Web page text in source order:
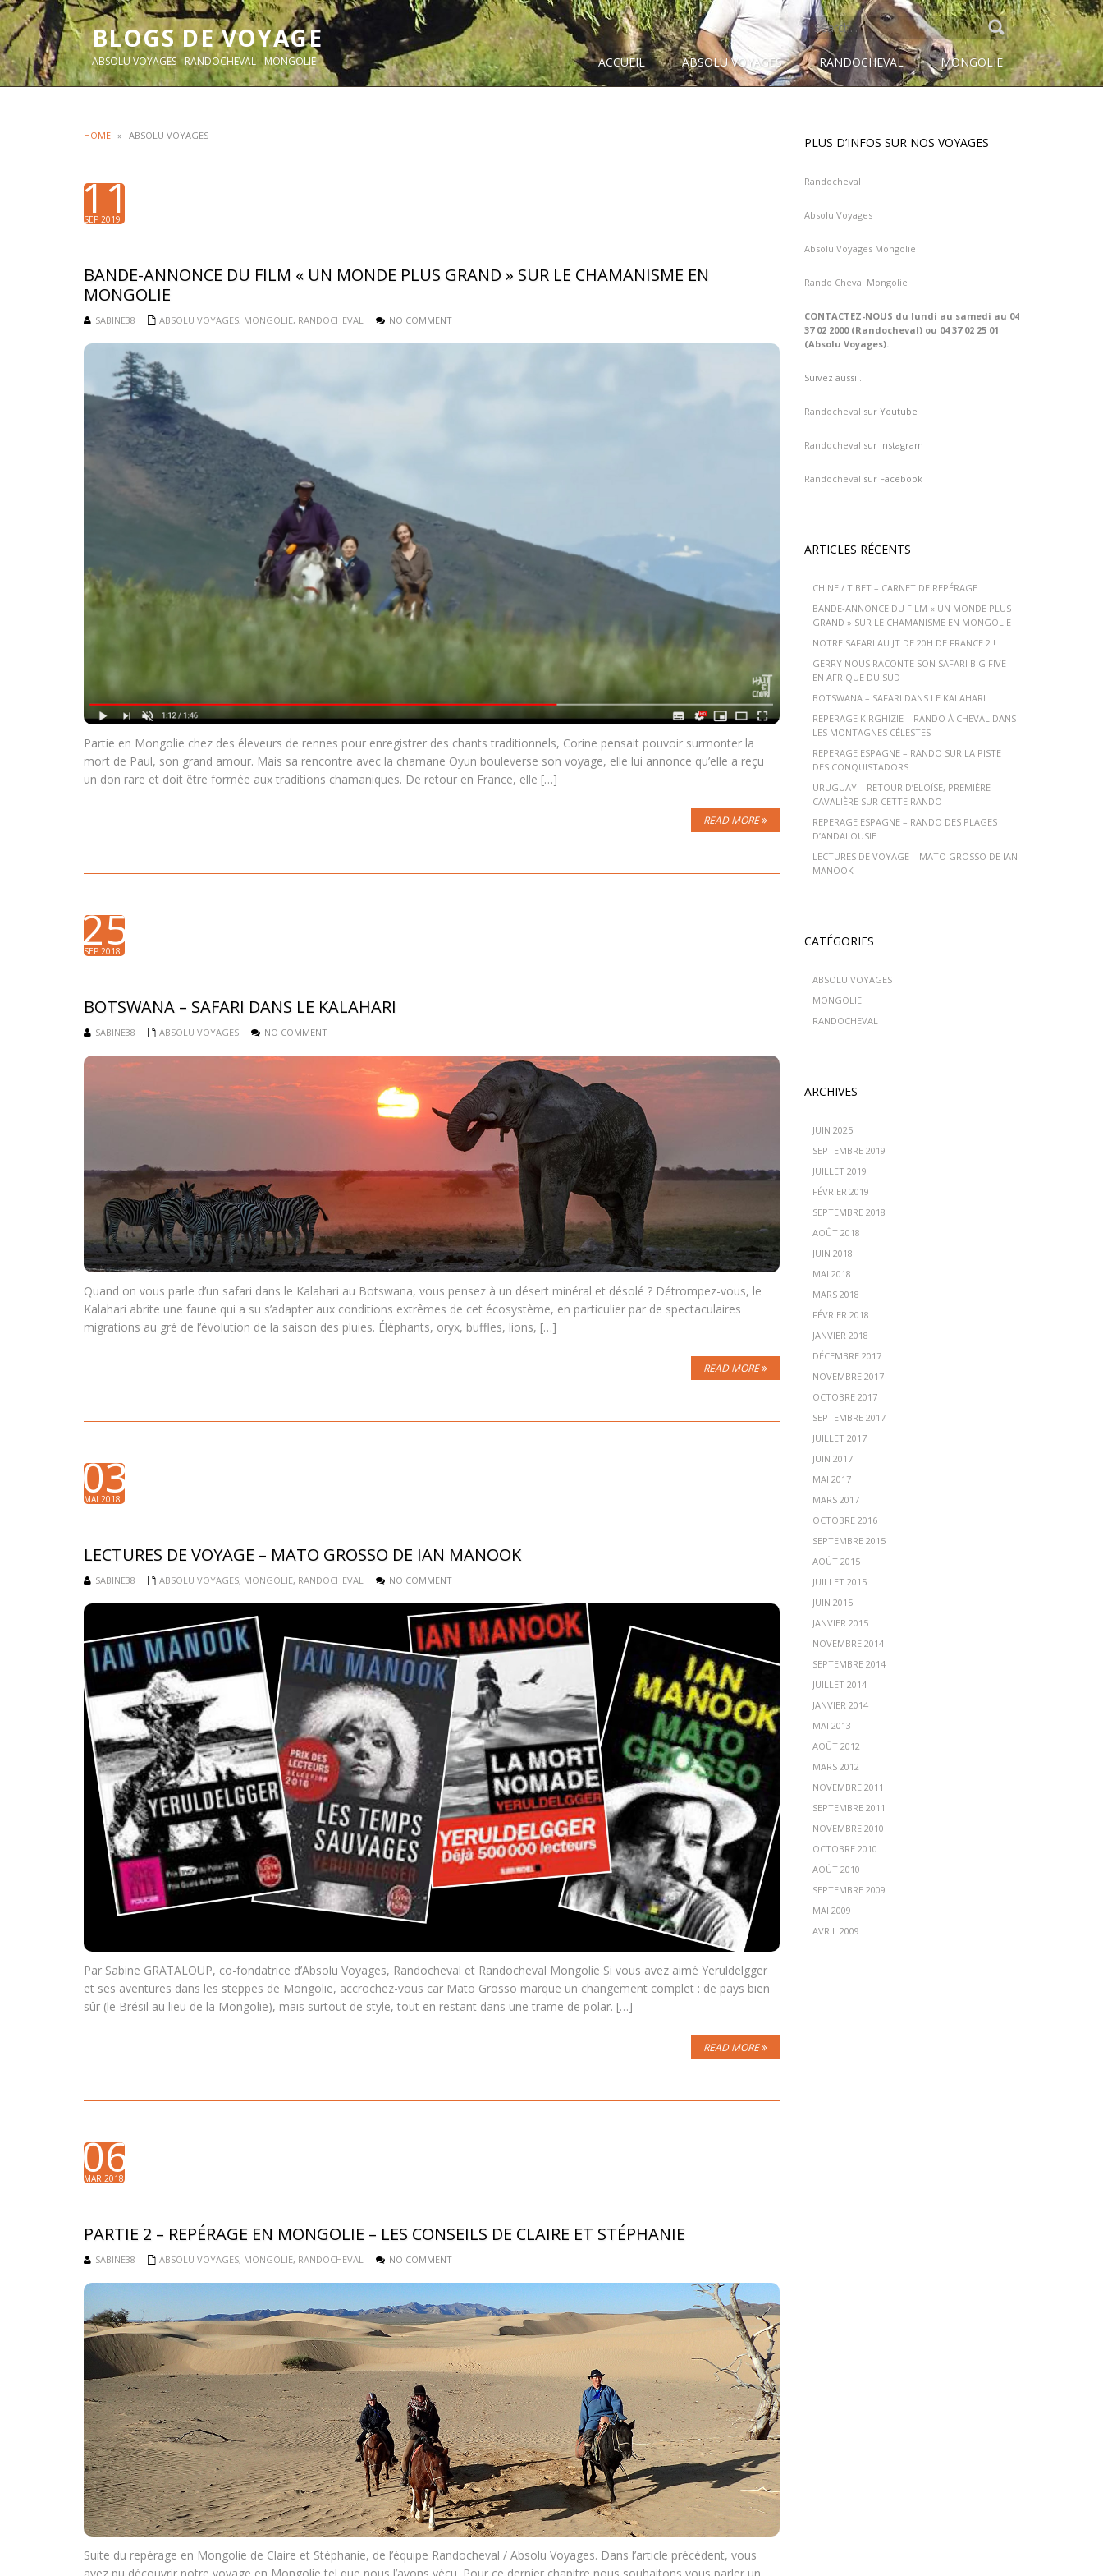
BLOGS DE VOYAGE
ABSOLU VOYAGES - RANDOCHEVAL - MONGOLIE
SEARCH
FOR:
ACCUEIL
ABSOLU VOYAGES RANDOCHEVAL MONGOLIE
HOME » ABSOLU VOYAGES
11
SEP 2019
BANDE-ANNONCE DU FILM « UN MONDE PLUS GRAND » SUR LE CHAMANISME EN
MONGOLIE
SABINE38 ABSOLU VOYAGES, MONGOLIE, RANDOCHEVAL NO COMMENT
Partie en Mongolie chez des éleveurs de rennes pour enregistrer des chants traditionnels, Corine pensait pouvoir surmonter la
mort de Paul, son grand amour. Mais sa rencontre avec la chamane Oyun bouleverse son voyage, elle lui annonce qu’elle a reçu
un don rare et doit être formée aux traditions chamaniques. De retour en France, elle […]
READ MORE
25
SEP 2018
BOTSWANA – SAFARI DANS LE KALAHARI
SABINE38 ABSOLU VOYAGES NO COMMENT
Quand on vous parle d’un safari dans le Kalahari au Botswana, vous pensez à un désert minéral et désolé ? Détrompez-vous, le
Kalahari abrite une faune qui a su s’adapter aux conditions extrêmes de cet écosystème, en particulier par de spectaculaires
migrations au gré de l’évolution de la saison des pluies. Éléphants, oryx, buffles, lions, […]
READ MORE
03
MAI 2018
LECTURES DE VOYAGE – MATO GROSSO DE IAN MANOOK
SABINE38 ABSOLU VOYAGES, MONGOLIE, RANDOCHEVAL NO COMMENT
Par Sabine GRATALOUP, co-fondatrice d’Absolu Voyages, Randocheval et Randocheval Mongolie Si vous avez aimé Yeruldelgger
et ses aventures dans les steppes de Mongolie, accrochez-vous car Mato Grosso marque un changement complet : de pays bien
sûr (le Brésil au lieu de la Mongolie), mais surtout de style, tout en restant dans une trame de polar. […]
READ MORE
06
MAR 2018
PARTIE 2 – REPÉRAGE EN MONGOLIE – LES CONSEILS DE CLAIRE ET STÉPHANIE
SABINE38 ABSOLU VOYAGES, MONGOLIE, RANDOCHEVAL NO COMMENT
Suite du repérage en Mongolie de Claire et Stéphanie, de l’équipe Randocheval / Absolu Voyages. Dans l’article précédent, vous
PLUS D’INFOS SUR NOS VOYAGES
Randocheval
Absolu Voyages
Absolu Voyages Mongolie
Rando Cheval Mongolie
CONTACTEZ-NOUS du lundi au samedi au 04
37 02 2000 (Randocheval) ou 04 37 02 25 01
(Absolu Voyages).
Suivez aussi…
Randocheval sur Youtube
Randocheval sur Instagram
Randocheval sur Facebook
ARTICLES RÉCENTS
CHINE / TIBET – CARNET DE REPÉRAGE
BANDE-ANNONCE DU FILM « UN MONDE PLUS
GRAND » SUR LE CHAMANISME EN MONGOLIE
NOTRE SAFARI AU JT DE 20H DE FRANCE 2 !
GERRY NOUS RACONTE SON SAFARI BIG FIVE
EN AFRIQUE DU SUD
BOTSWANA – SAFARI DANS LE KALAHARI
REPERAGE KIRGHIZIE – RANDO À CHEVAL DANS
LES MONTAGNES CÉLESTES
REPERAGE ESPAGNE – RANDO SUR LA PISTE
DES CONQUISTADORS
URUGUAY – RETOUR D’ELOÏSE, PREMIÈRE
CAVALIÈRE SUR CETTE RANDO
REPERAGE ESPAGNE – RANDO DES PLAGES
D’ANDALOUSIE
LECTURES DE VOYAGE – MATO GROSSO DE IAN
MANOOK
CATÉGORIES
ABSOLU VOYAGES
MONGOLIE
RANDOCHEVAL
ARCHIVES
JUIN 2025
SEPTEMBRE 2019
JUILLET 2019
FÉVRIER 2019
SEPTEMBRE 2018
AOÛT 2018
JUIN 2018
MAI 2018
MARS 2018
FÉVRIER 2018
JANVIER 2018
DÉCEMBRE 2017
NOVEMBRE 2017
OCTOBRE 2017
SEPTEMBRE 2017
JUILLET 2017
JUIN 2017
MAI 2017
MARS 2017
OCTOBRE 2016
SEPTEMBRE 2015
AOÛT 2015
JUILLET 2015
JUIN 2015
JANVIER 2015
NOVEMBRE 2014
SEPTEMBRE 2014
JUILLET 2014
JANVIER 2014
MAI 2013
AOÛT 2012
MARS 2012
NOVEMBRE 2011
SEPTEMBRE 2011
NOVEMBRE 2010
OCTOBRE 2010
AOÛT 2010
SEPTEMBRE 2009
MAI 2009
AVRIL 2009